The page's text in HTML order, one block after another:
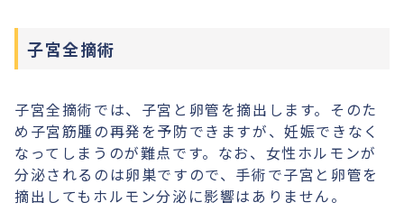
子宮全摘術
子宮全摘術では、子宮と卵管を摘出します。そのた
め子宮筋腫の再発を予防できますが、妊娠できなく
なってしまうのが難点です。なお、女性ホルモンが
分泌されるのは卵巣ですので、手術で子宮と卵管を
摘出してもホルモン分泌に影響はありません。